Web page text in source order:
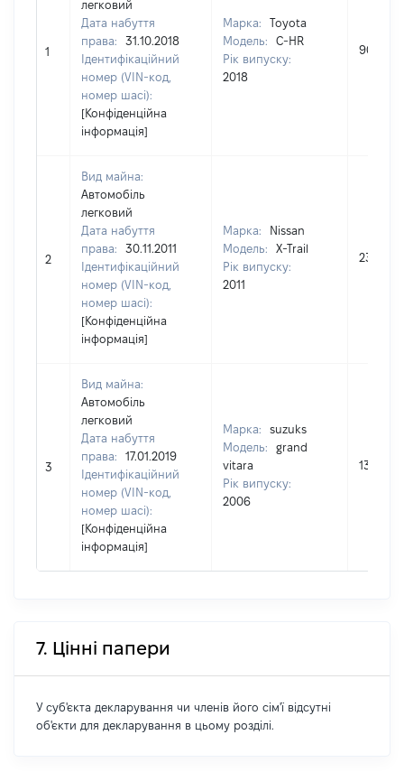
1
легковий
Дата набуття
права:
31.10.2018
Ідентифікаційний
номер (VIN-код,
номер шасі):
[Конфіденційна
інформація]
Марка:
Toyota
Модель:
C-HR
Рік випуску:
2018
903000
2
Вид майна:
Автомобіль
легковий
Дата набуття
права:
30.11.2011
Ідентифікаційний
номер (VIN-код,
номер шасі):
[Конфіденційна
інформація]
Марка:
Nissan
Модель:
X-Trail
Рік випуску:
2011
235000
3
Вид майна:
Автомобіль
легковий
Дата набуття
права:
17.01.2019
Ідентифікаційний
номер (VIN-код,
номер шасі):
[Конфіденційна
інформація]
Марка:
suzuks
Модель:
grand
vitara
Рік випуску:
2006
132500
7. Цінні папери
У суб'єкта декларування чи членів його сім'ї відсутні
об'єкти для декларування в цьому розділі.